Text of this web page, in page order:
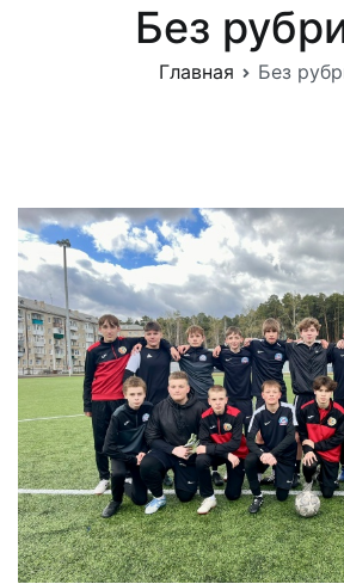
Без
Главная Без